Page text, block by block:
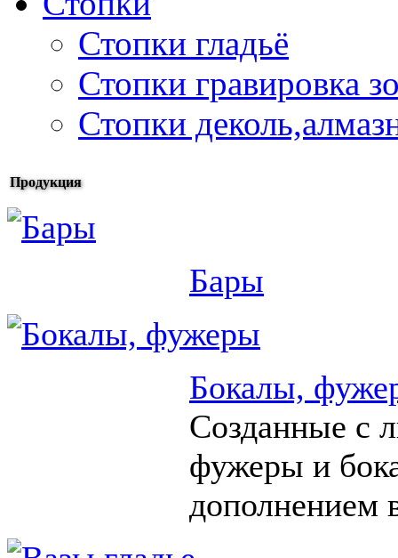
Стопки гладьё
Стопки гравировка
Стопки
Продукция
Бары
Бокалы,
Созданные с
фужеры и
дополнением